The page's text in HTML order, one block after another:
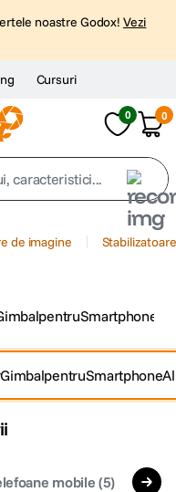
noastre Godox! Vezi
Cursuri
0 0
de imagine
mobile (5)